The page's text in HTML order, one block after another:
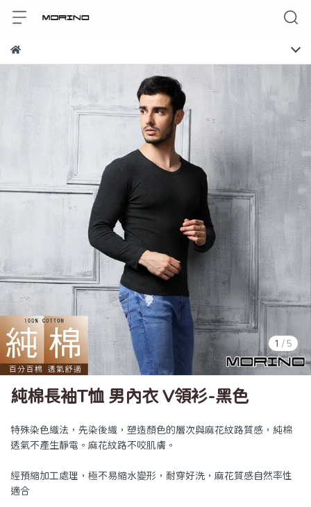
1 / 5
純棉長袖T恤 男內衣 V領衫-黑色
特殊染色織法，先染後織，塑造顏色的層次與麻花紋路質感，純棉
透氣不產生靜電。麻花紋路不咬肌膚。
經預縮加工處理，極不易縮水變形，耐穿好洗，麻花質感自然率性
適合